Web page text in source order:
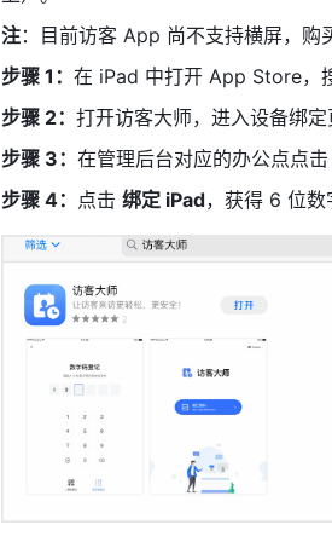
注：目前访客 App 尚不支持横屏，购
步骤 1： 在 iPad 中打开 App Store，
步骤 2： 打开访客大师，进入设备绑定
步骤 3： 在管理后台对应的办公点点击
步骤 4： 点击 绑定 iPad，获得 6 位